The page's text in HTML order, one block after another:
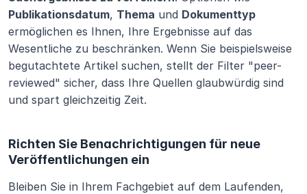
Publikationsdatum, Thema und Dokumenttyp
ermöglichen es Ihnen, Ihre Ergebnisse auf das
Wesentliche zu beschränken. Wenn Sie beispielsweise
begutachtete Artikel suchen, stellt der Filter "peer-
reviewed" sicher, dass Ihre Quellen glaubwürdig sind
und spart gleichzeitig Zeit.
Richten Sie Benachrichtigungen für neue
Veröffentlichungen ein
Bleiben Sie in Ihrem Fachgebiet auf dem Laufenden,